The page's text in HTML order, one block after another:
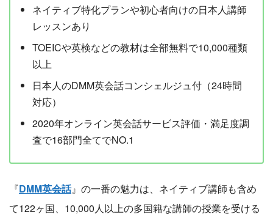
ネイティブ特化プランや初心者向けの日本人講師
レッスンあり
TOEICや英検などの教材は全部無料で10,000種類
以上
日本人のDMM英会話コンシェルジュ付（24時間
対応）
2020年オンライン英会話サービス評価・満足度調
査で16部門全てでNO.1
『DMM英会話』の一番の魅力は、ネイティブ講師も含め
て122ヶ国、10,000人以上の多国籍な講師の授業を受ける